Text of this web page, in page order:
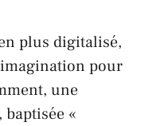
plus digitalisé,
pour
une
«